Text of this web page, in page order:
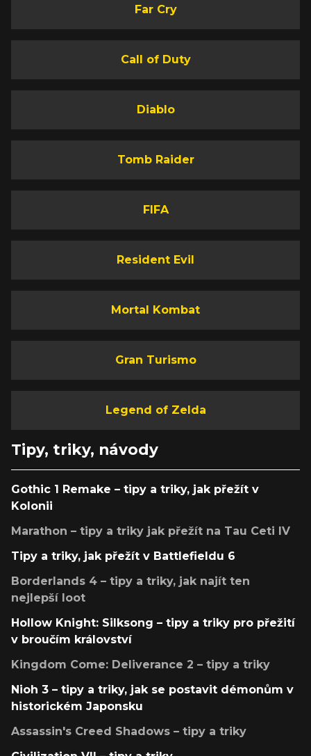
Far Cry
Call of Duty
Diablo
Tomb Raider
FIFA
Resident Evil
Mortal Kombat
Gran Turismo
Legend of Zelda
Tipy, triky, návody
Gothic 1 Remake – tipy a triky, jak přežít v
Kolonii
Marathon – tipy a triky jak přežít na Tau Ceti IV
Tipy a triky, jak přežít v Battlefieldu 6
Borderlands 4 – tipy a triky, jak najít ten
nejlepší loot
Hollow Knight: Silksong – tipy a triky pro přežití
v broučím království
Kingdom Come: Deliverance 2 – tipy a triky
Nioh 3 – tipy a triky, jak se postavit démonům v
historickém Japonsku
Assassin's Creed Shadows – tipy a triky